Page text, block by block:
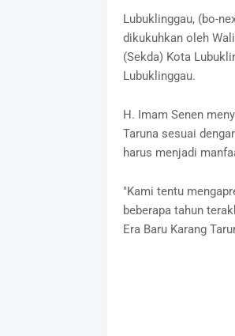
Lubuklinggau, (bo-
dikukuhkan oleh
(Sekda) Kota
Lubuklinggau.
H. Imam Senen
Taruna sesuai
harus menjadi
"Kami tentu
beberapa tahun
Era Baru Karang